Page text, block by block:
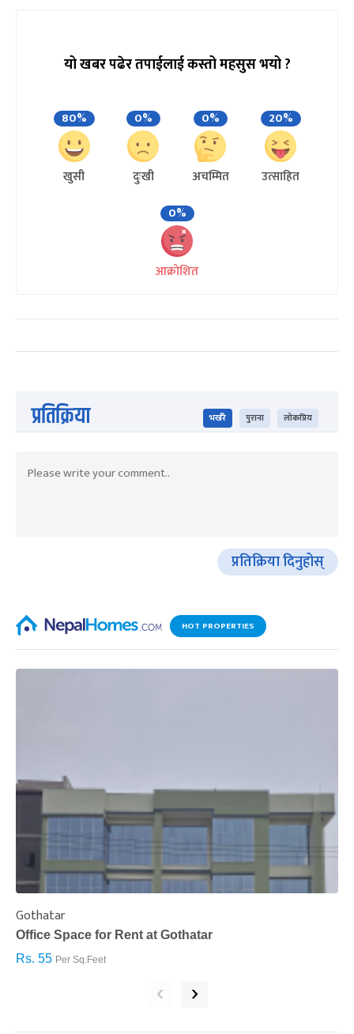
यो खबर पढेर तपाईलाई कस्तो महसुस भयो ?
80%
खुसी
0%
दुःखी
0%
अचम्मित
20%
उत्साहित
0%
आक्रोशित
प्रतिक्रिया भर्खरै पुराना लोकप्रिय
प्रतिक्रिया दिनुहोस्
HOT PROPERTIES
Gothatar
Office Space for Rent at Gothatar
Rs. 55 Per Sq.Feet
‹ ›